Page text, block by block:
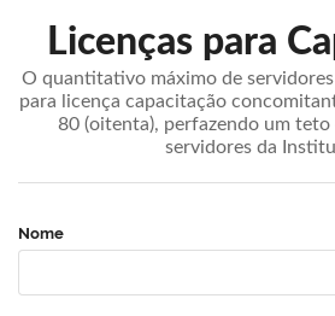
Licenças para
O quantitativo máximo de
para licença capacitação
80 (oitenta), perfazendo um
servidores da
Nome